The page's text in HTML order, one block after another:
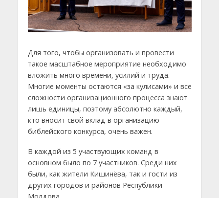
Для того, чтобы организовать и провести
такое масштабное мероприятие необходимо
вложить много времени, усилий и труда.
Многие моменты остаются «за кулисами» и все
сложности организационного процесса знают
лишь единицы, поэтому абсолютно каждый,
кто вносит свой вклад в организацию
библейского конкурса, очень важен.
В каждой из 5 участвующих команд в
основном было по 7 участников. Среди них
были, как жители Кишинёва, так и гости из
других городов и районов Республики